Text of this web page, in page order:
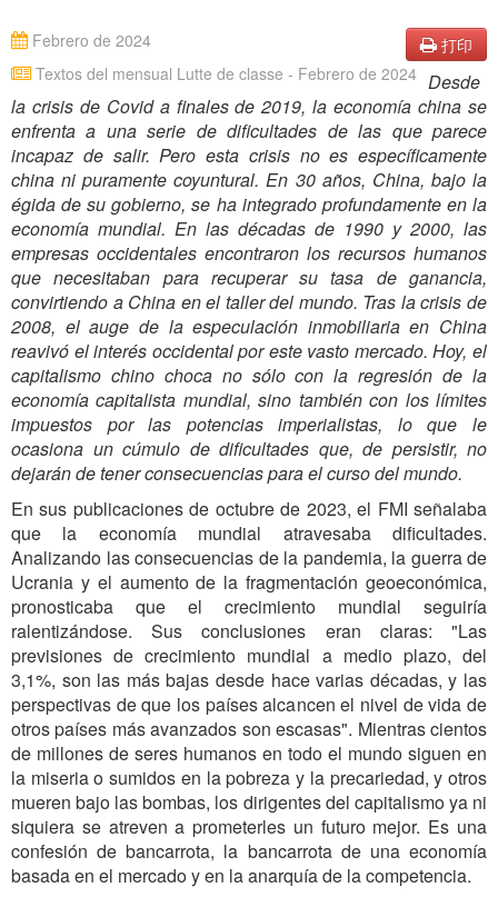
打印
Textos del mensual Lutte de classe - Febrero de 2024
Febrero de 2024
Desde
la crisis de Covid a finales de 2019, la economía china se
enfrenta a una serie de dificultades de las que parece
incapaz de salir. Pero esta crisis no es específicamente
china ni puramente coyuntural. En 30 años, China, bajo la
égida de su gobierno, se ha integrado profundamente en la
economía mundial. En las décadas de 1990 y 2000, las
empresas occidentales encontraron los recursos humanos
que necesitaban para recuperar su tasa de ganancia,
convirtiendo a China en el taller del mundo. Tras la crisis de
2008, el auge de la especulación inmobiliaria en China
reavivó el interés occidental por este vasto mercado. Hoy, el
capitalismo chino choca no sólo con la regresión de la
economía capitalista mundial, sino también con los límites
impuestos por las potencias imperialistas, lo que le
ocasiona un cúmulo de dificultades que, de persistir, no
dejarán de tener consecuencias para el curso del mundo.
En sus publicaciones de octubre de 2023, el FMI señalaba
que la economía mundial atravesaba dificultades.
Analizando las consecuencias de la pandemia, la guerra de
Ucrania y el aumento de la fragmentación geoeconómica,
pronosticaba que el crecimiento mundial seguiría
ralentizándose. Sus conclusiones eran claras: "Las
previsiones de crecimiento mundial a medio plazo, del
3,1%, son las más bajas desde hace varias décadas, y las
perspectivas de que los países alcancen el nivel de vida de
otros países más avanzados son escasas". Mientras cientos
de millones de seres humanos en todo el mundo siguen en
la miseria o sumidos en la pobreza y la precariedad, y otros
mueren bajo las bombas, los dirigentes del capitalismo ya ni
siquiera se atreven a prometerles un futuro mejor. Es una
confesión de bancarrota, la bancarrota de una economía
basada en el mercado y en la anarquía de la competencia.